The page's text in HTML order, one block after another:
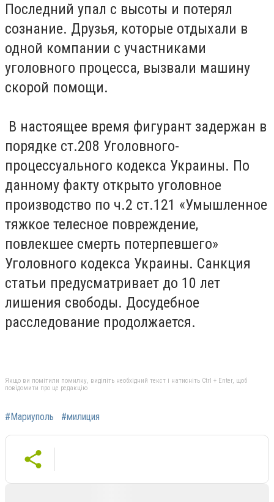
Последний упал с высоты и потерял
сознание. Друзья, которые отдыхали в
одной компании с участниками
уголовного процесса, вызвали машину
скорой помощи.
В настоящее время фигурант задержан в
порядке ст.208 Уголовного-
процессуального кодекса Украины. По
данному факту открыто уголовное
производство по ч.2 ст.121 «Умышленное
тяжкое телесное повреждение,
повлекшее смерть потерпевшего»
Уголовного кодекса Украины. Санкция
статьи предусматривает до 10 лет
лишения свободы. Досудебное
расследование продолжается.
Якщо ви помітили помилку, виділіть необхідний текст і натисніть Ctrl + Enter, щоб
повідомити про це редакцію
#Мариуполь #милиция